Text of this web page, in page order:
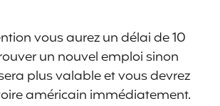
vous aurez un délai de 10
un nouvel emploi sinon
plus valable et vous devrez
américain immédiatement.